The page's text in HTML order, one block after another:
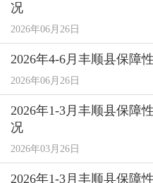
况
2026年06月26日
2026年4-6月丰顺县保障
2026年06月26日
2026年1-3月丰顺县保障
况
2026年03月26日
2026年1-3月丰顺县保障